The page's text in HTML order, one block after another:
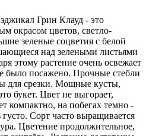
Грин Клауд - это
окрасом цветов, светло-
зеленые соцветия с белой
над зелеными листьями
этому растение очень освежает
было посажено. Прочные стебли
для срезки. Мощные кусты,
букет. Цвет не выгорает,
компактно, на побегах темно -
густо. Сорт часто выращивается
Цветение продолжительное,